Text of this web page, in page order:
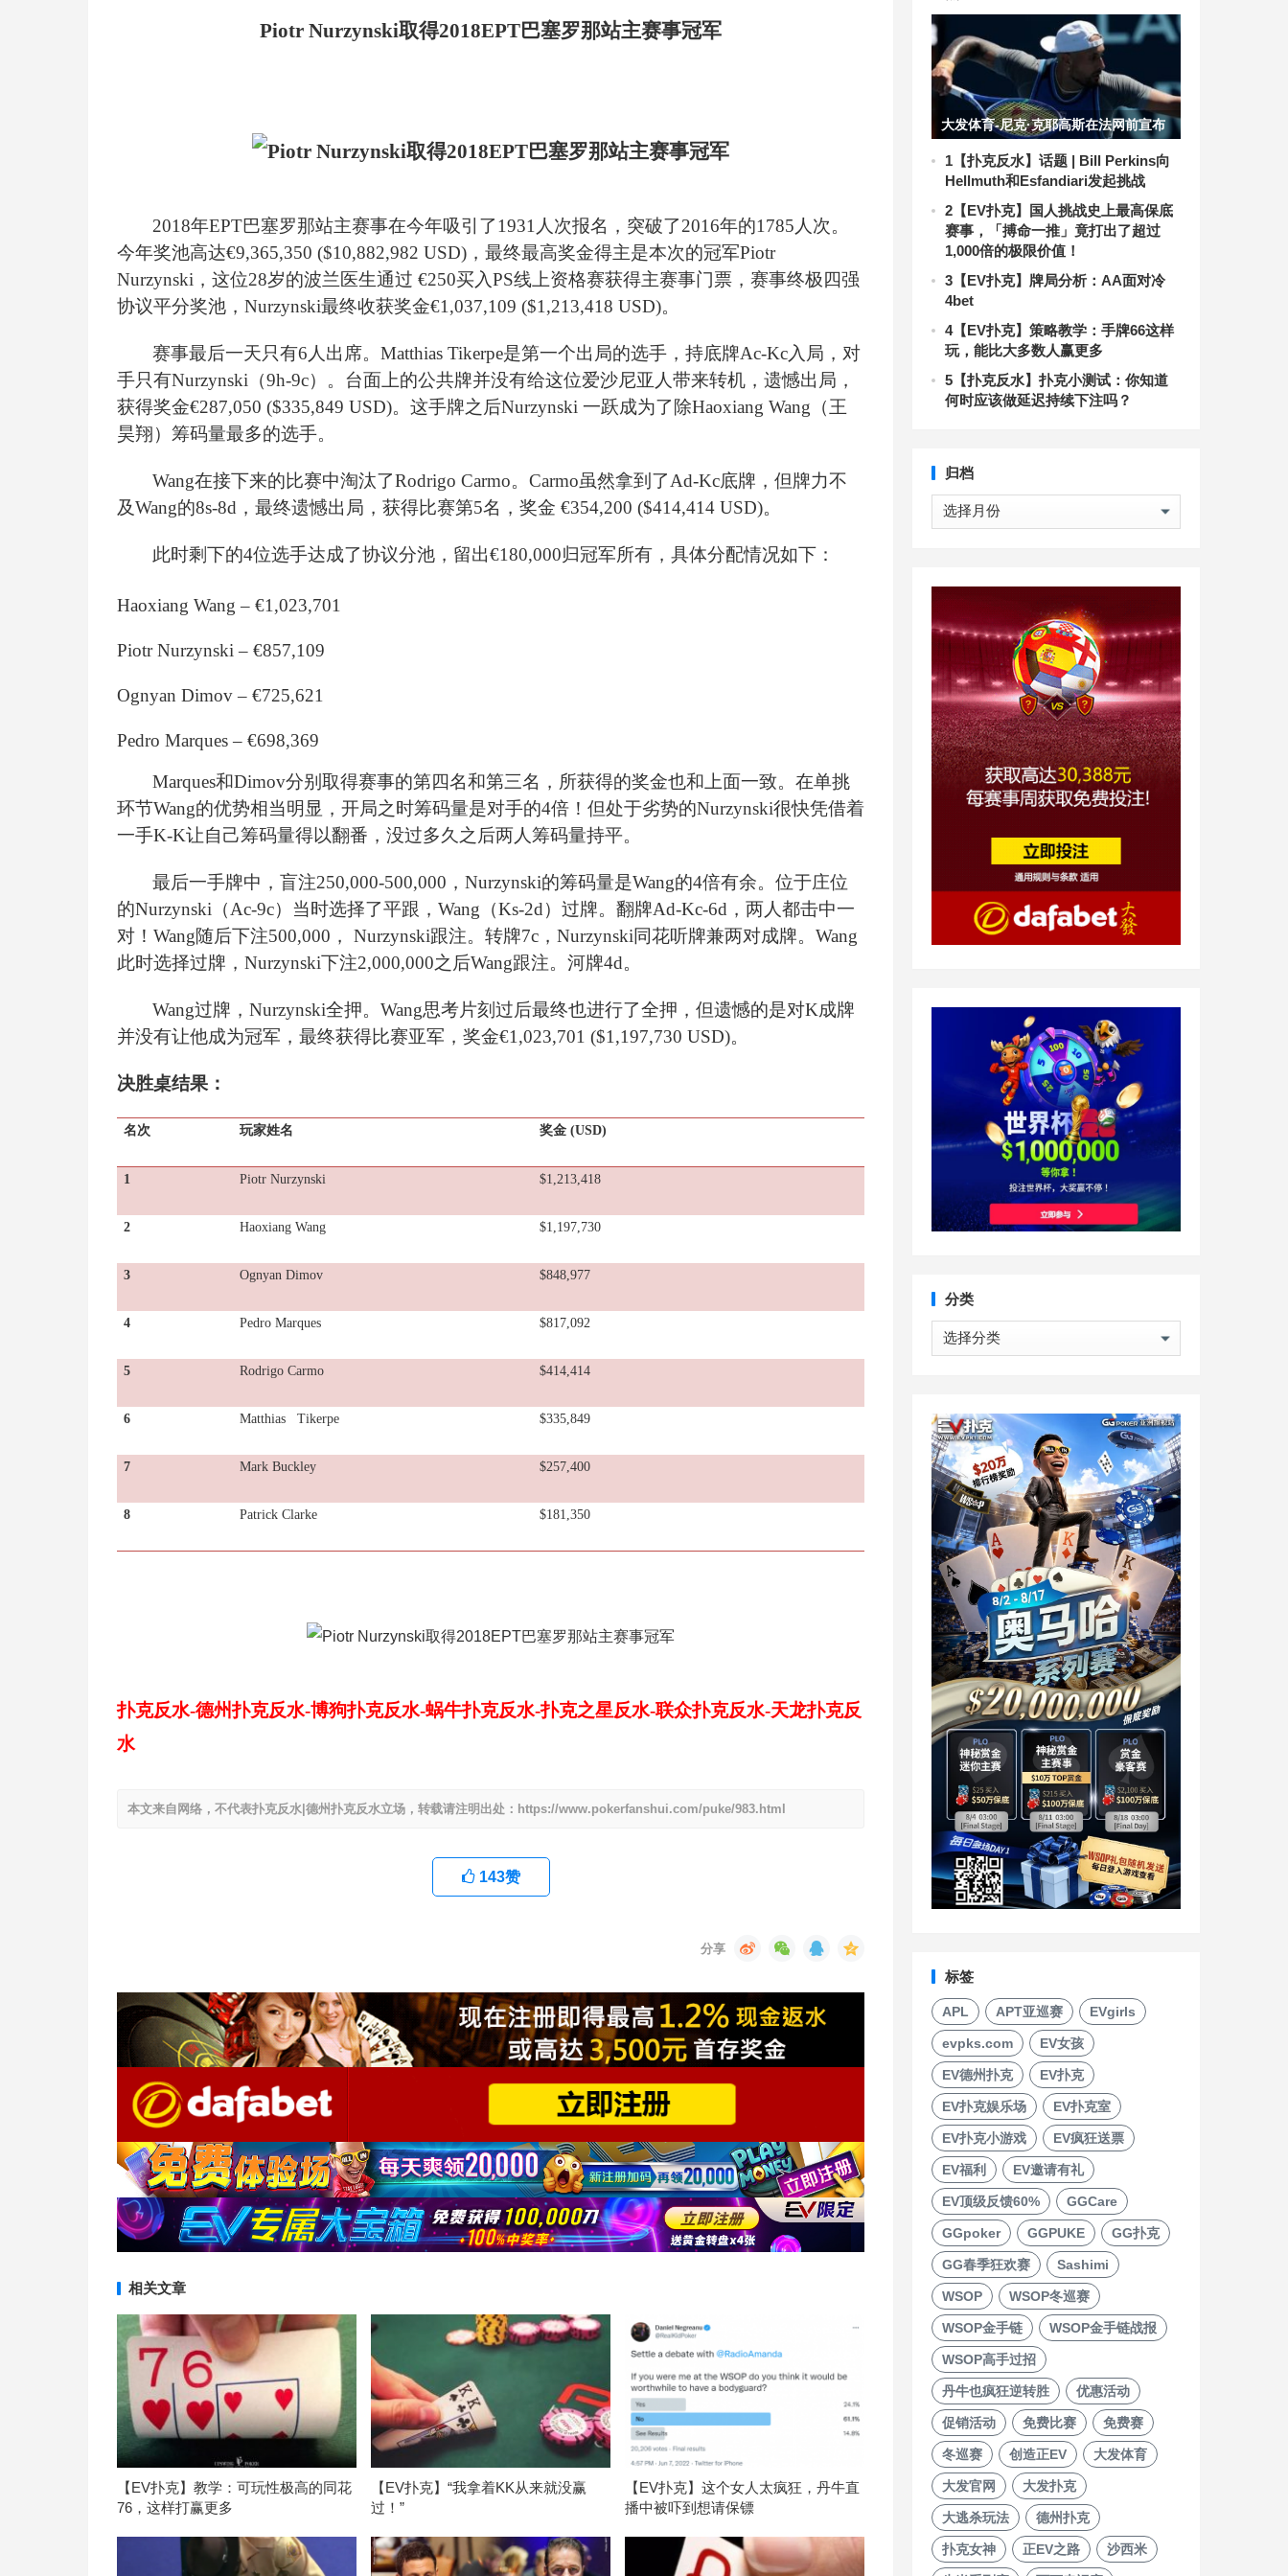
Piotr Nurzynski取得2018EPT巴塞罗那站主赛事冠军
2018年EPT巴塞罗那站主赛事在今年吸引了1931人次报名，突破了2016年的1785人次。
今年奖池高达€9,365,350 ($10,882,982 USD)，最终最高奖金得主是本次的冠军Piotr
Nurzynski，这位28岁的波兰医生通过 €250买入PS线上资格赛获得主赛事门票，赛事终极四强
协议平分奖池，Nurzynski最终收获奖金€1,037,109 ($1,213,418 USD)。
赛事最后一天只有6人出席。Matthias Tikerpe是第一个出局的选手，持底牌Ac-Kc入局，对
手只有Nurzynski（9h-9c）。台面上的公共牌并没有给这位爱沙尼亚人带来转机，遗憾出局，
获得奖金€287,050 ($335,849 USD)。这手牌之后Nurzynski 一跃成为了除Haoxiang Wang（王
昊翔）筹码量最多的选手。
Wang在接下来的比赛中淘汰了Rodrigo Carmo。Carmo虽然拿到了Ad-Kc底牌，但牌力不
及Wang的8s-8d，最终遗憾出局，获得比赛第5名，奖金 €354,200 ($414,414 USD)。
此时剩下的4位选手达成了协议分池，留出€180,000归冠军所有，具体分配情况如下：
Haoxiang Wang – €1,023,701
Piotr Nurzynski – €857,109
Ognyan Dimov – €725,621
Pedro Marques – €698,369
Marques和Dimov分别取得赛事的第四名和第三名，所获得的奖金也和上面一致。在单挑
环节Wang的优势相当明显，开局之时筹码量是对手的4倍！但处于劣势的Nurzynski很快凭借着
一手K-K让自己筹码量得以翻番，没过多久之后两人筹码量持平。
最后一手牌中，盲注250,000-500,000，Nurzynski的筹码量是Wang的4倍有余。位于庄位
的Nurzynski（Ac-9c）当时选择了平跟，Wang（Ks-2d）过牌。翻牌Ad-Kc-6d，两人都击中一
对！Wang随后下注500,000， Nurzynski跟注。转牌7c，Nurzynski同花听牌兼两对成牌。Wang
此时选择过牌，Nurzynski下注2,000,000之后Wang跟注。河牌4d。
Wang过牌，Nurzynski全押。Wang思考片刻过后最终也进行了全押，但遗憾的是对K成牌
并没有让他成为冠军，最终获得比赛亚军，奖金€1,023,701 ($1,197,730 USD)。
决胜桌结果：
名次 玩家姓名 奖金 (USD)
1 Piotr Nurzynski $1,213,418
2 Haoxiang Wang $1,197,730
3 Ognyan Dimov $848,977
4 Pedro Marques $817,092
5 Rodrigo Carmo $414,414
6 Matthias Tikerpe $335,849
7 Mark Buckley $257,400
8 Patrick Clarke $181,350
扑克反水-德州扑克反水-博狗扑克反水-蜗牛扑克反水-扑克之星反水-联众扑克反水-天龙扑克反
水
本文来自网络，不代表扑克反水|德州扑克反水立场，转载请注明出处：https://www.pokerfanshui.com/puke/983.html
143赞
相关文章
【EV扑克】教学：可玩性极高的同花
76，这样打赢更多
【EV扑克】“我拿着KK从来就没赢
过！”
【EV扑克】这个女人太疯狂，丹牛直
播中被吓到想请保镖
大发体育-尼克·克耶高斯在法网前宣布
重大消息，大发助力你的致富之路！
1 【扑克反水】话题 | Bill Perkins向
Hellmuth和Esfandiari发起挑战
2 【EV扑克】国人挑战史上最高保底
赛事，「搏命一推」竟打出了超过
1,000倍的极限价值！
3 【EV扑克】牌局分析：AA面对冷
4bet
4【EV扑克】策略教学：手牌66这样
玩，能比大多数人赢更多
5 【扑克反水】​扑克小测试：你知道
何时应该做延迟持续下注吗？
归档
归
分类
分
类
标签
APL APT亚巡赛 EVgirls
evpks.com EV女孩
EV德州扑克 EV扑克
EV扑克娱乐场 EV扑克室
EV扑克小游戏 EV疯狂送票
EV福利 EV邀请有礼
EV顶级反馈60% GGCare
GGpoker GGPUKE GG扑克
GG春季狂欢赛 Sashimi
WSOP WSOP冬巡赛
WSOP金手链 WSOP金手链战报
WSOP高手过招
丹牛也疯狂逆转胜 优惠活动
促销活动 免费比赛 免费赛
冬巡赛 创造正EV 大发体育
大发官网 大发扑克
大逃杀玩法 德州扑克
扑克女神 正EV之路 沙西米